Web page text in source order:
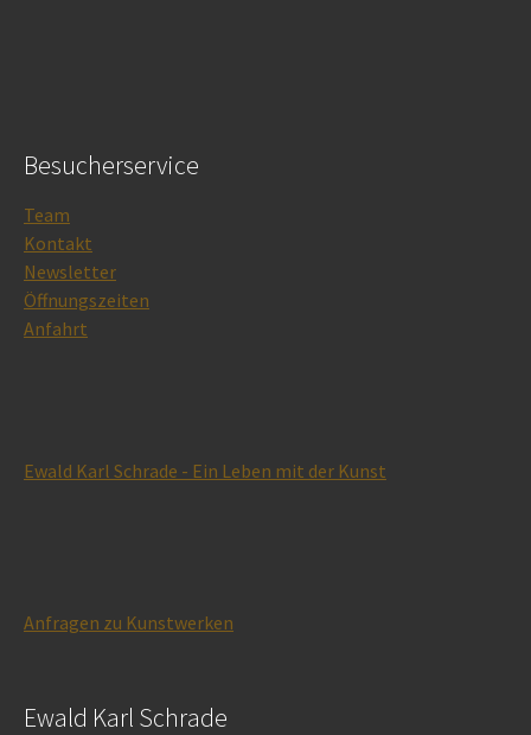
Besucherservice
Team
Kontakt
Newsletter
Öffnungszeiten
Anfahrt
Ewald Karl Schrade - Ein Leben mit der Kunst
Anfragen zu Kunstwerken
Ewald Karl Schrade